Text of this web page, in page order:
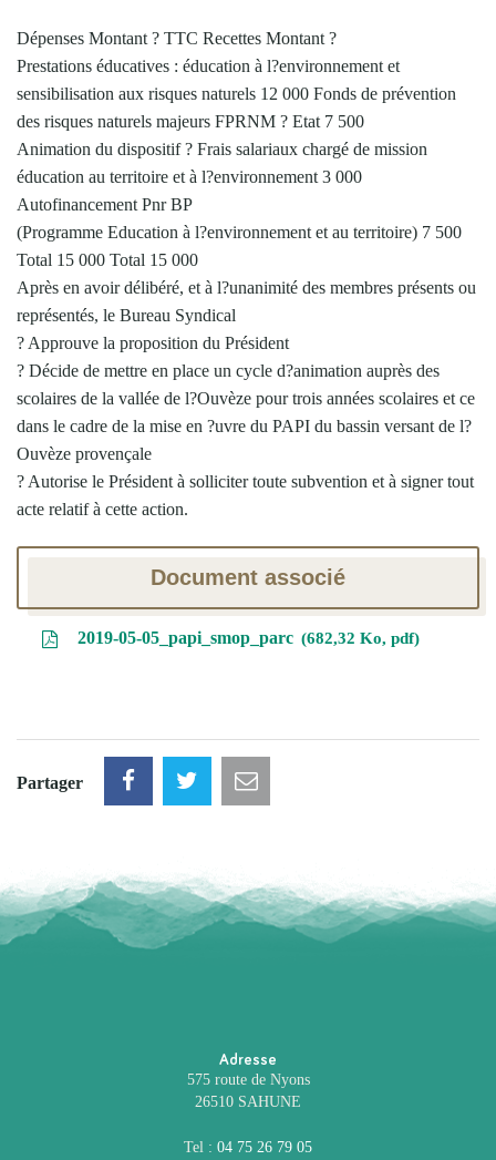
Dépenses Montant ? TTC Recettes Montant ?
Prestations éducatives : éducation à l?environnement et
sensibilisation aux risques naturels 12 000 Fonds de prévention
des risques naturels majeurs FPRNM ? Etat 7 500
Animation du dispositif ? Frais salariaux chargé de mission
éducation au territoire et à l?environnement 3 000
Autofinancement Pnr BP
(Programme Education à l?environnement et au territoire) 7 500
Total 15 000 Total 15 000
Après en avoir délibéré, et à l?unanimité des membres présents ou
représentés, le Bureau Syndical
? Approuve la proposition du Président
? Décide de mettre en place un cycle d?animation auprès des
scolaires de la vallée de l?Ouvèze pour trois années scolaires et ce
dans le cadre de la mise en ?uvre du PAPI du bassin versant de l?
Ouvèze provençale
? Autorise le Président à solliciter toute subvention et à signer tout
acte relatif à cette action.
Document associé
2019-05-05_papi_smop_parc 682,32 Ko, pdf
Partager
Adresse
575 route de Nyons
26510 SAHUNE
Tel : 04 75 26 79 05